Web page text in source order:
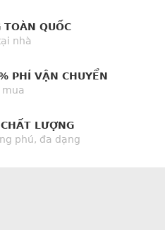
TOÀN QUỐC
nhà
PHÍ VẬN CHUYỂN
LƯỢNG
phú, đa dạng